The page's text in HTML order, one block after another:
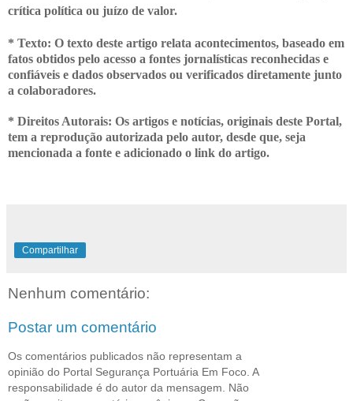
crítica política ou juízo de valor.
* Texto: O texto deste artigo relata acontecimentos, baseado em
fatos obtidos pelo acesso a fontes jornalísticas reconhecidas e
confiáveis e dados observados ou verificados diretamente junto
a colaboradores.
* Direitos Autorais: Os artigos e notícias, originais deste Portal,
tem a reprodução autorizada pelo autor, desde que, seja
mencionada a fonte e adicionado o link do artigo.
Compartilhar
Nenhum comentário:
Postar um comentário
Os comentários publicados não representam a
opinião do Portal Segurança Portuária Em Foco. A
responsabilidade é do autor da mensagem. Não